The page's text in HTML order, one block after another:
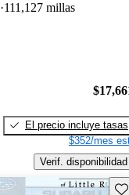
111,127 millas
El precio incluye tasas
$352/mes
Verif. disponibilidad